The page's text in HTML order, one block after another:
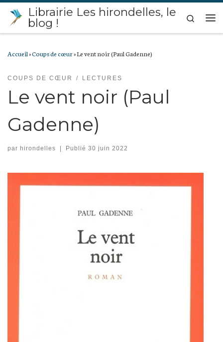
Passer au contenu
Librairie Les hirondelles, le
blog !
Search
Accueil»Coups de cœur»Le vent noir (Paul Gadenne)
COUPS DE CŒUR LECTURES
Le vent noir (Paul
Gadenne)
par hirondelles | Publié 30 juin 2022